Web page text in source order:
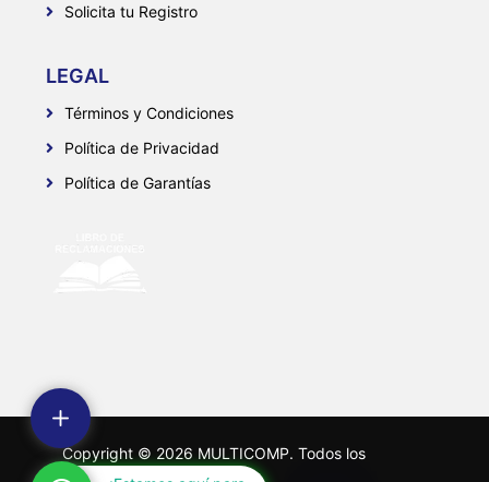
Solicita tu Registro
LEGAL
Términos y Condiciones
Política de Privacidad
Política de Garantías
Copyright © 2026 MULTICOMP. Todos los
derechos reservados.